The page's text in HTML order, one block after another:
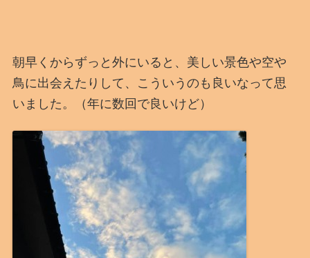
朝早くからずっと外にいると、美しい景色や空や
鳥に出会えたりして、こういうのも良いなって思
いました。（年に数回で良いけど）